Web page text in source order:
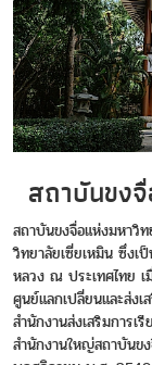
สถาบันขง
สถาบันขงจื่อแห่งมหาวิ
วิทยาลัยเซี่ยเหมิน ซึ่ง
หลวง ณ ประเทศไทย
ศูนย์แลกเปลี่ยนและส่ง
สำนักงานส่งเสริมการ
สำนักงานใหญ่สถาบันข